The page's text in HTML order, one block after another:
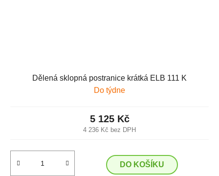
Dělená sklopná postranice krátká ELB 111 K
Do týdne
4 236 Kč bez DPH
5 125 Kč
DO KOŠÍKU